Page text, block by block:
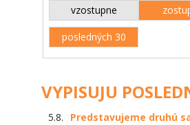
vzostupne
posledných 30
VYPISUJU
5.8. Predstavujeme druhú